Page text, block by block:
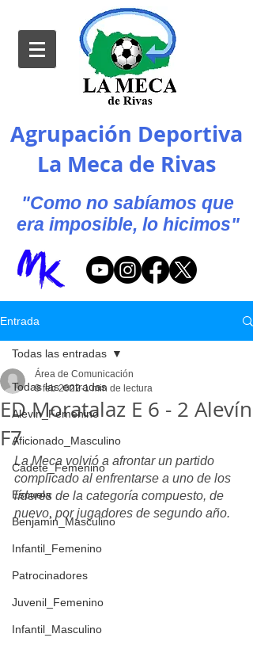
Agrupación Deportiva
La Meca de Rivas
"Como no sabíamos que
era imposible, lo hicimos"
Entrada
Todas las entradas
Alevin_Femenino
Aficionado_Masculino
Cadete_Femenino
Escuela
Benjamin_Masculino
Infantil_Femenino
Patrocinadores
Juvenil_Femenino
Infantil_Masculino
Todas las entradas
ED Moratalaz E 6 - 2 Alevín
F7
Área de Comunicación
9 feb 2022 1 min de lectura
La Meca volvió a afrontar un partido
complicado al enfrentarse a uno de los
líderes de la categoría compuesto, de
nuevo, por jugadores de segundo año.